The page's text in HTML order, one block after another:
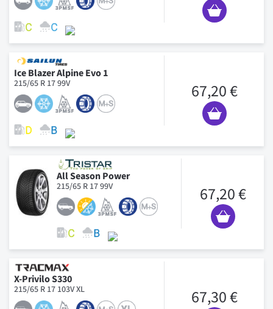
Ice Blazer Alpine Evo 1
215/65 R 17 99V 67,20 €
All Season Power
215/65 R 17 99V 67,20 €
X-Privilo S330
215/65 R 17 103V XL 67,30 €